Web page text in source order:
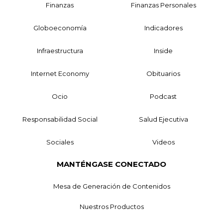
Finanzas Finanzas Personales
Globoeconomía Indicadores
Infraestructura Inside
Internet Economy Obituarios
Ocio Podcast
Responsabilidad Social Salud Ejecutiva
Sociales Videos
MANTÉNGASE CONECTADO
Mesa de Generación de Contenidos
Nuestros Productos